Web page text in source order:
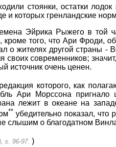
стоянки, остатки
и которых гренландские
Эйрика Рыжего в той
того, что Ари Фроди,
о жителях другой страны
своих современников;
источник очень ценен.
которого, как
Ари Морссона
лежит в океане на
** убедительно показал, что
слышим о благодатном
s. 96-97. )